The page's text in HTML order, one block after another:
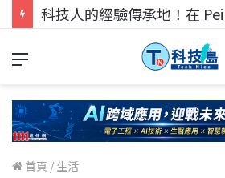
科技人找工作，就到TECH+
首頁 / 生活